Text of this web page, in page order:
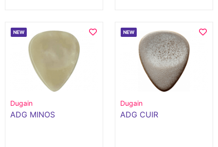
NEW
Dugain
ADG MINOS
NEW
Dugain
ADG CUIR